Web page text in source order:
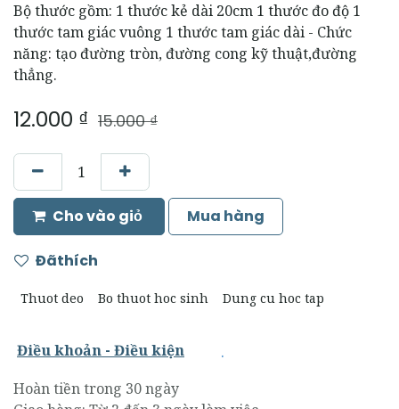
Bộ thước gồm: 1 thước kẻ dài 20cm 1 thước đo độ 1
thước tam giác vuông 1 thước tam giác dài - Chức
năng: tạo đường tròn, đường cong kỹ thuật,đường
thẳng.
12.000 ₫ 15.000₫
Cho vào giỏ Mua hàng
Đãthích
Thuot deo Bo thuot hoc sinh Dung cu hoc tap
Điều khoản - Điều kiện .
Hoàn tiền trong 30 ngày